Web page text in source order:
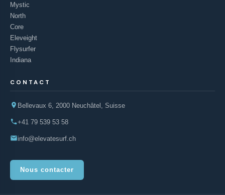
Mystic
North
Core
Eleveight
Flysurfer
Indiana
CONTACT
Bellevaux 6, 2000 Neuchâtel, Suisse
+41 79 539 53 58
info@elevatesurf.ch
Nous contacter